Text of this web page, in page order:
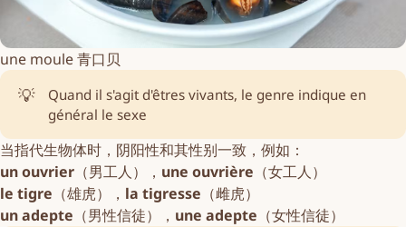
une moule 青口贝
💡
Quand il s'agit d'êtres vivants, le genre indique en
général le sexe
当指代生物体时，阴阳性和其性别一致，例如：
un ouvrier （男工人）， une ouvrière （女工人）
le tigre （雄虎）， la tigresse （雌虎）
un adepte （男性信徒）， une adepte （女性信徒）